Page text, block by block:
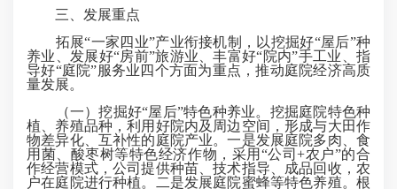
三、发展重点
拓展“一家四业”产业衔接机制，以挖掘好“屋后”种
养业、发展好“房前”旅游业、丰富好“院内”手工业、指
导好“庭院”服务业四个方面为重点，推动庭院经济高质
量发展。
（一）挖掘好“屋后”特色种养业。挖掘庭院特色种
植、养殖品种，利用好院内及周边空间，形成与大田作
物差异化、互补性的庭院产业。一是发展庭院多肉、食
用菌、酸枣树等特色经济作物，采用“公司+农户”的合
作经营模式，公司提供种苗、技术指导、成品回收，农
户在庭院进行种植。二是发展庭院蜜蜂等特色养殖。根